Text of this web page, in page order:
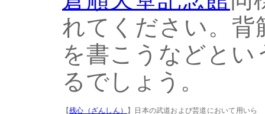
れてください。背
を書こうなどとい
るでしょう。
【残心（ざんしん）
】日本の武道および芸道において用いら